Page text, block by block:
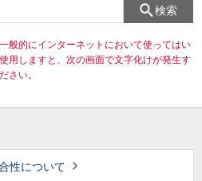
検索
般的にインターネットにおいて使ってはい
用しますと、次の画面で文字化けが発生す
さい。
性について